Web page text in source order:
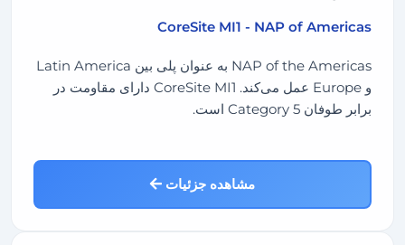
CoreSite MI1 - NAP of Americas
NAP of the Americas به عنوان پلی بین Latin America
و Europe عمل می‌کند. CoreSite MI1 دارای مقاومت در
برابر طوفان Category 5 است.
مشاهده جزئیات